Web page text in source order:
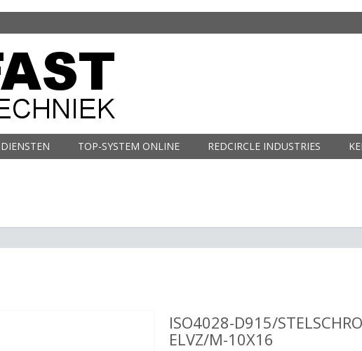
DIENSTEN TOP-SYSTEM ONLINE REDCIRCLE INDUSTRIES
ISO4028-D915/
ELVZ/M-10X16